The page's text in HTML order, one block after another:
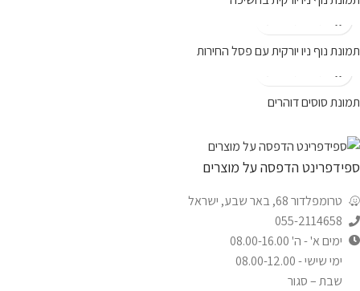
תמונת נוף ניו יורקית עם פסל החירות
תמונת סוסים דוהרים
ספידפרינט הדפסה על מוצרים
טרומפלדור 68, באר שבע, ישראל
055-2114658
ימים א' - ה' 08.00-16.00
ימי שישי - 08.00-12.00
שבת – סגור